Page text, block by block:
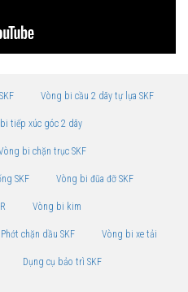
Vòng bi cầu 2 dãy tự lựa SKF
tiếp xúc góc 2 dãy
bi chặn trục SKF
SKF Vòng bi đũa đỡ SKF
Vòng bi kim
Phớt chặn dầu SKF Vòng bi xe tải
Dụng cụ bảo trì SKF